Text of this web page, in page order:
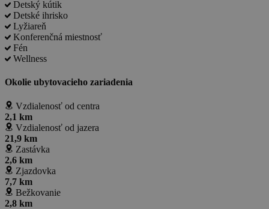
Detský kútik
Detské ihrisko
Lyžiareň
Konferenčná miestnosť
Fén
Wellness
Okolie ubytovacieho zariadenia
Vzdialenosť od centra
2,1 km
Vzdialenosť od jazera
21,9 km
Zastávka
2,6 km
Zjazdovka
7,7 km
Bežkovanie
2,8 km